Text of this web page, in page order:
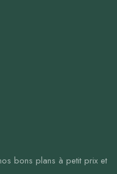
bons plans à petit prix et